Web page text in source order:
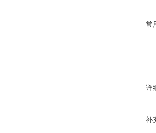
常
详
补